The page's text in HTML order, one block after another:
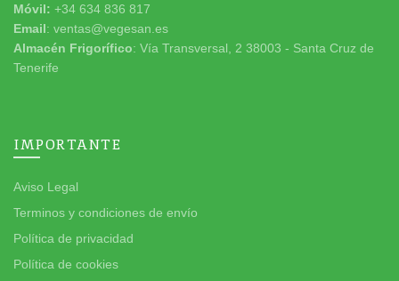
Móvil: +34 634 836 817
Email: ventas@vegesan.es
Almacén Frigorífico: Vía Transversal, 2 38003 - Santa Cruz de
Tenerife
IMPORTANTE
Aviso Legal
Terminos y condiciones de envío
Política de privacidad
Política de cookies